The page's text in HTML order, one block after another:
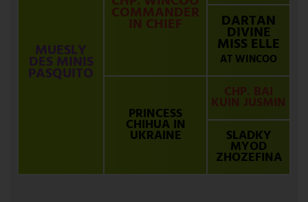
MUESLY
DES MINIS
PASQUITO
COMMANDER
IN CHIEF
DARTAN
DIVINE
MISS ELLE
AT WINCOO
PRINCESS
CHIHUA IN
UKRAINE
CHP. BAI
KUIN JUSMIN
SLADKY
MYOD
ZHOZEFINA